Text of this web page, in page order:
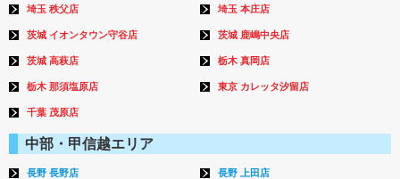
埼玉 秩父店 埼玉 本庄店
茨城 イオンタウン守谷店 茨城 鹿嶋中央店
茨城 高萩店 栃木 真岡店
栃木 那須塩原店 東京 カレッタ汐留店
千葉 茂原店
中部・甲信越エリア
長野 長野店 長野 上田店